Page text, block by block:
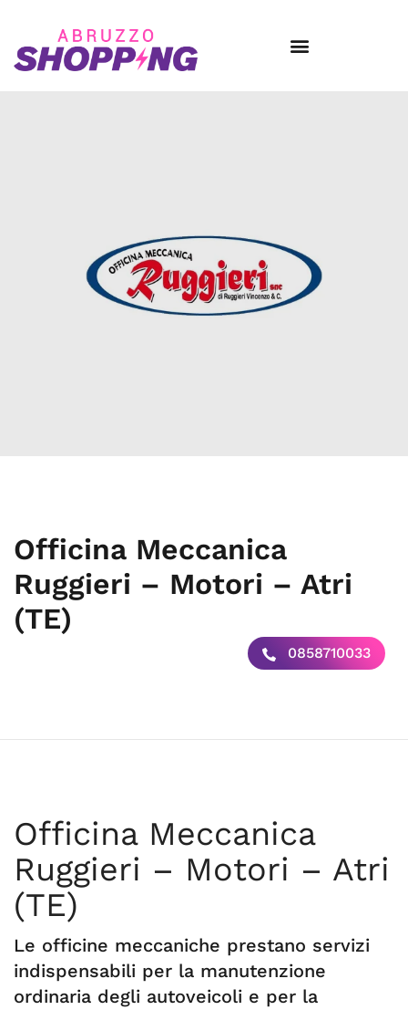
Officina Meccanica
Ruggieri – Motori – Atri
(TE)
0858710033
Officina Meccanica
Ruggieri – Motori – Atri
(TE)
Le officine meccaniche prestano servizi
indispensabili per la manutenzione
ordinaria degli autoveicoli e per la